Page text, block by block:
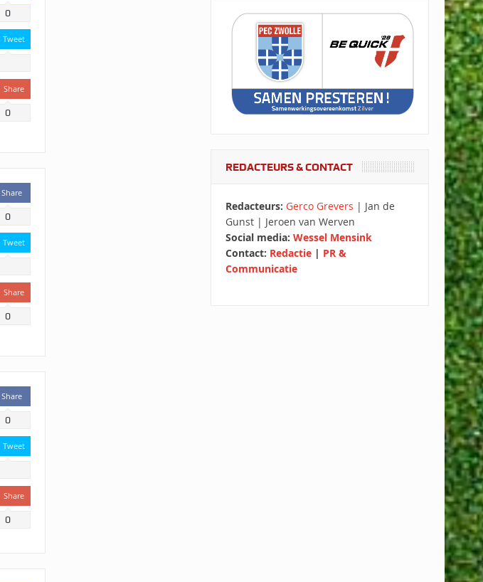
0
Tweet
Share
0
Share
0
Tweet
Share
0
Share
0
Tweet
Share
0
REDACTEURS & CONTACT
Redacteurs: Gerco Grevers | Jan de
Gunst | Jeroen van Werven
Social media: Wessel Mensink
Contact: Redactie| PR &
Communicatie